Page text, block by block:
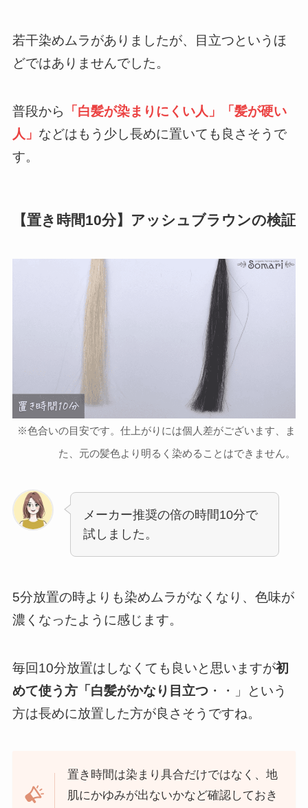
若干染めムラがありましたが、目立つというほ
どではありませんでした。
普段から
「白髪が染まりにくい人」「髪が硬い
人」 などはもう少し長めに置いても良さそうで
す。
【置き時間10分】アッシュブラウンの検証
※色合いの目安です。仕上がりには個人差がございます、ま
た、元の髪色より明るく染めることはできません。
メーカー推奨の倍の時間10分で
試しました。
5分放置の時よりも染めムラがなくなり、色味が
濃くなったように感じます。
毎回10分放置はしなくても良いと思いますが初
めて使う方「白髪がかなり目立つ・・」という
方は長めに放置した方が良さそうですね。
置き時間は染まり具合だけではなく、地
肌にかゆみが出ないかなど確認しておき